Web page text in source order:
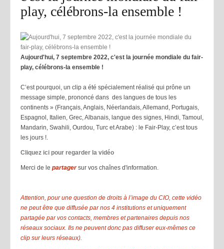
play, célébrons-la ensemble !
Aujourd'hui, 7 septembre 2022, c'est la journée mondiale du fair-
play, célébrons-la ensemble !
C’est pourquoi, un clip a été spécialement réalisé qui prône un
message simple, prononcé dans des langues de tous les
continents » (Français, Anglais, Néerlandais, Allemand, Portugais,
Espagnol, Italien, Grec, Albanais, langue des signes, Hindi, Tamoul,
Mandarin, Swahili, Ourdou, Turc et Arabe) : le Fair-Play, c’est tous
les jours !.
Cliquez ici pour regarder la vidéo
Merci de le partagersur vos chaînes d'information.
Attention, pour une question de droits à l’image du CIO, cette vidéo
ne peut être que diffusée par nos 4 institutions et uniquement
partagée par vos contacts, membres et partenaires depuis nos
réseaux sociaux. Ils ne peuvent donc pas diffuser eux-mêmes ce
clip sur leurs réseaux).